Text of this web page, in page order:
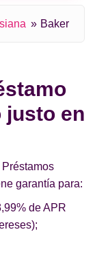
Baker
justo en
garantía para:
de APR